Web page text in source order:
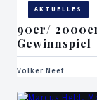
AKTUELLES
90er/
Gewinnspiel
Volker Neef